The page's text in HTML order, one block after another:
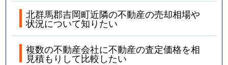
北群馬郡吉岡町近隣の不動産の売却相場や
状況について知りたい
複数の不動産会社に不動産の査定価格を相
見積もりして比較したい